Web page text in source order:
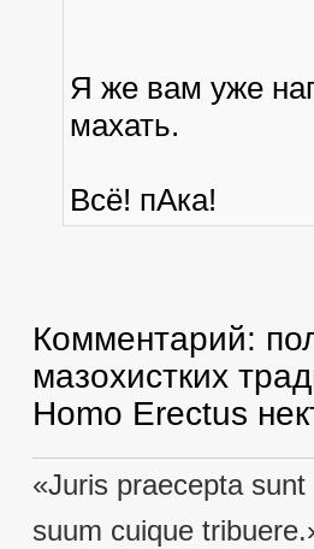
Я же вам уже
махать.
Всё! пАка!
Комментарий:
мазохистких
Homo Erectus
«Juris praecepta
suum cuique